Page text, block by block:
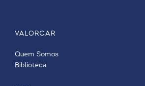
VALORCAR
Quem Somos
Biblioteca